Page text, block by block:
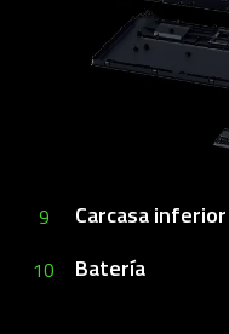
9 Carcasa
10 Batería